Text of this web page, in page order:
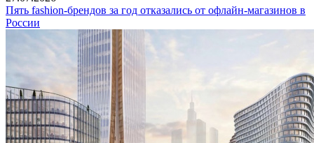
Пять fashion-брендов за год отказались от офлайн-магазинов в
России